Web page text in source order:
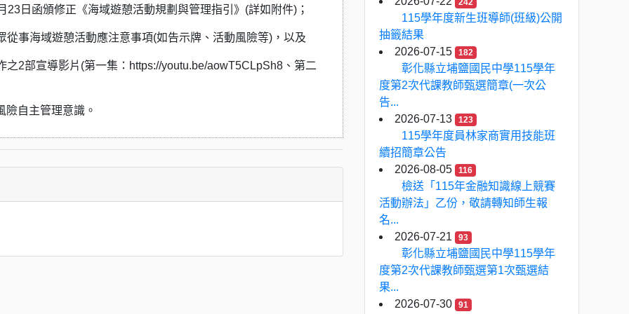
日函頒修正《海域遊憩活動規劃與管理指引》(詳如附件)；
海域遊憩活動應注意事項(如告示牌、活動風險等)，以及
部宣導影片(第一集：https://youtu.be/aowT5CLpSh8、第二
自主管理意識。
242
115學年度新生班導師(班級)公開
抽籤結果
2026-07-15
182
彰化縣立埔鹽國民中學115學年
度第2次代課教師甄選簡章(一次公
告...
2026-07-13
123
115學年度員林家商實用技能班
續招簡章公告
2026-08-05
116
檢送「115年金融知識線上競賽
活動辦法」乙份，敬請轉知師生報
名...
2026-07-21
93
彰化縣立埔鹽國民中學115學年
度第2次代課教師甄選第1次甄選結
果...
2026-07-30
91